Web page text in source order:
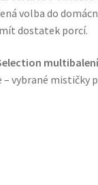
volba do
dostatek porcí.
multibalení
– vybrané mističky